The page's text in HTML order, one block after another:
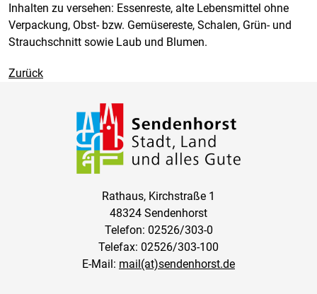
Inhalten zu versehen: Essenreste, alte Lebensmittel ohne
Verpackung, Obst- bzw. Gemüsereste, Schalen, Grün- und
Strauchschnitt sowie Laub und Blumen.
Zurück
Rathaus, Kirchstraße 1
48324 Sendenhorst
Telefon: 02526/303-0
Telefax: 02526/303-100
E-Mail: mail(at)sendenhorst.de